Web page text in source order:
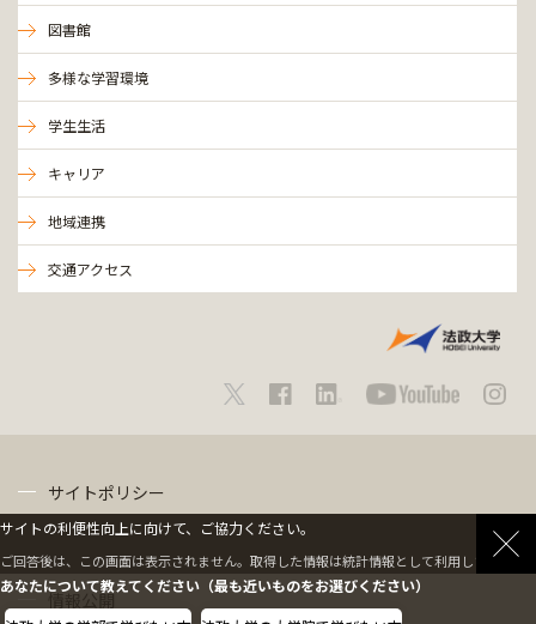
図書館
多様な学習環境
学生生活
キャリア
地域連携
交通アクセス
サイトポリシー
情報公開
サイトの利便性向上に向けて、ご協力ください。
ご回答後は、この画面は表示されません。取得した情報は統計情報として利用します。
あなたについて教えてください（最も近いものをお選びください）